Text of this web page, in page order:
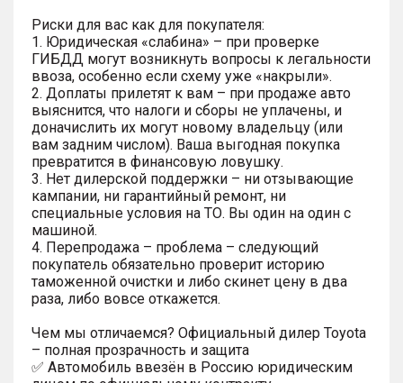
Риски для вас как для покупателя:
1. Юридическая «слабина» – при проверке
ГИБДД могут возникнуть вопросы к легальности
ввоза, особенно если схему уже «накрыли».
2. Доплаты прилетят к вам – при продаже авто
выяснится, что налоги и сборы не уплачены, и
доначислить их могут новому владельцу (или
вам задним числом). Ваша выгодная покупка
превратится в финансовую ловушку.
3. Нет дилерской поддержки – ни отзывающие
кампании, ни гарантийный ремонт, ни
специальные условия на ТО. Вы один на один с
машиной.
4. Перепродажа – проблема – следующий
покупатель обязательно проверит историю
таможенной очистки и либо скинет цену в два
раза, либо вовсе откажется.
Чем мы отличаемся? Официальный дилер Toyota
– полная прозрачность и защита
✅ Автомобиль ввезён в Россию юридическим